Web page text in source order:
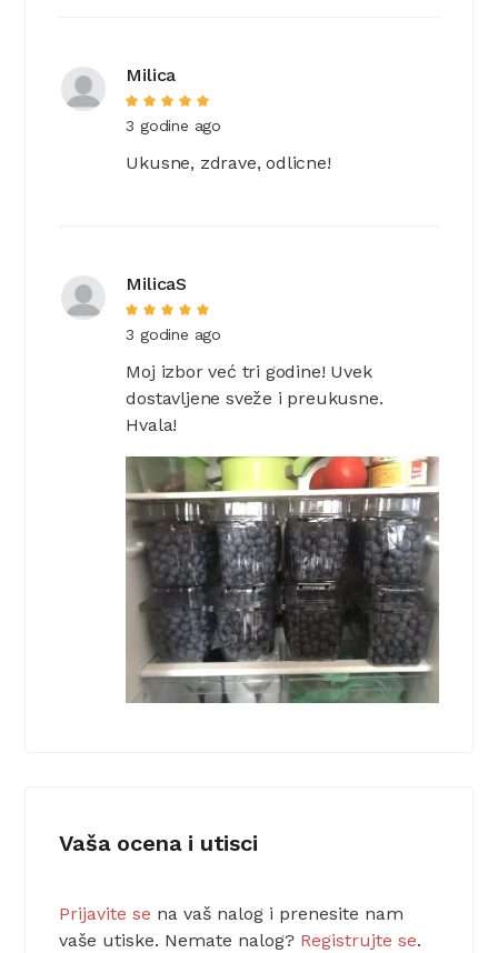
Milica
3 godine ago
Ukusne, zdrave, odlicne!
MilicaS
3 godine ago
Moj izbor već tri godine! Uvek
dostavljene sveže i preukusne.
Hvala!
Vaša ocena i utisci
Prijavite se na vaš nalog i prenesite nam
vaše utiske. Nemate nalog? Registrujte se.